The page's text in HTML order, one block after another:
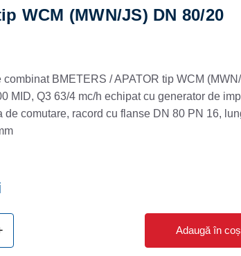
WCM (MWN/JS) DN 80/20
combinat BMETERS / APATOR tip WCM
MID, Q3 63/4 mc/h echipat cu generator de
de comutare, racord cu flanse DN 80 PN 16,
Adaugă în coș